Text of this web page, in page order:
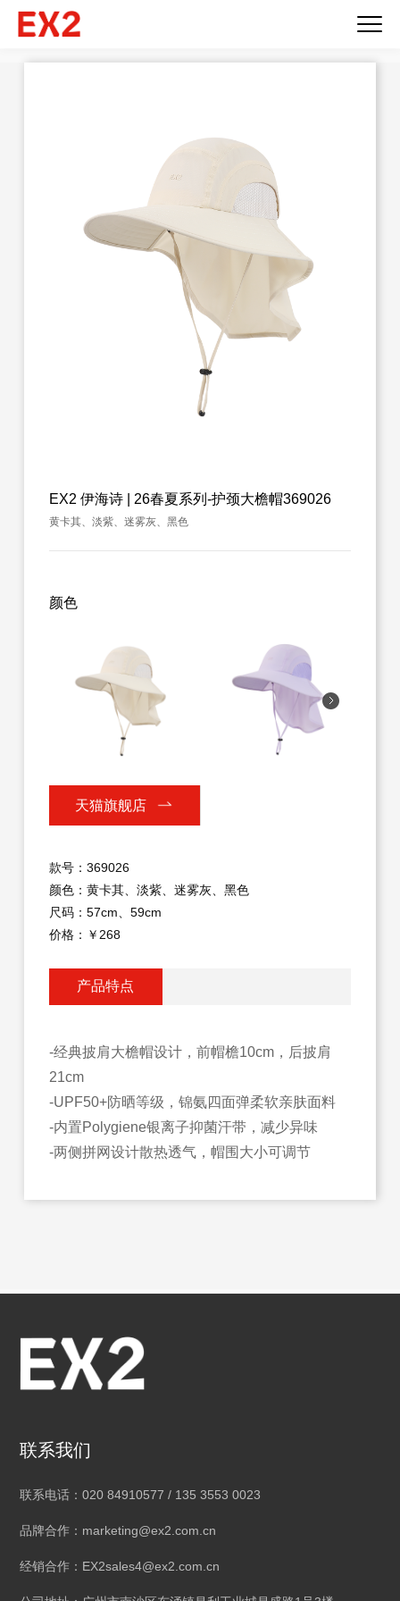
EX2 伊海诗 | 26春夏系列-护颈大檐帽369026
黄卡其、淡紫、迷雾灰、黑色
颜色
天猫旗舰店
款号：369026
颜色：黄卡其、淡紫、迷雾灰、黑色
尺码：57cm、59cm
价格：￥268
产品特点
-经典披肩大檐帽设计，前帽檐10cm，后披肩
21cm
-UPF50+防晒等级，锦氨四面弹柔软亲肤面料
-内置Polygiene银离子抑菌汗带，减少异味
-两侧拼网设计散热透气，帽围大小可调节
联系我们
联系电话：020 84910577 / 135 3553 0023
品牌合作：marketing@ex2.com.cn
经销合作：EX2sales4@ex2.com.cn